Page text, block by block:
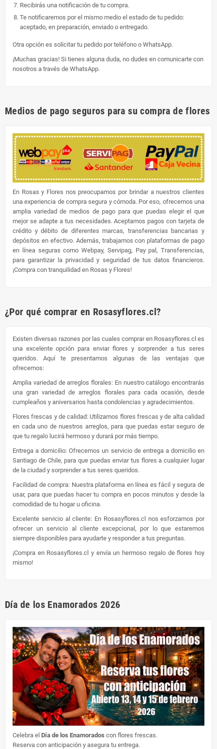
Recibirás una notificación de tu compra.
Te notificaremos por el mismo medio el estado de tu pedido:
aceptado, en preparación, enviado o entregado.
Otra opción es solicitar tu pedido por teléfono o WhatsApp.
¡Muchas gracias! Si tienes alguna duda, no dudes en comunicarte con
nosotros a través de WhatsApp.
Medios de pago seguros para su compra de flores
En Rosas y Flores nos preocupamos por brindar a nuestros clientes
una experiencia de compra segura y cómoda. Por eso, ofrecemos una
amplia variedad de medios de pago para que puedas elegir el que
mejor se adapte a tus necesidades. Aceptamos pagos con tarjeta de
crédito y débito de diferentes marcas, transferencias bancarias y
depósitos en efectivo. Además, trabajamos con plataformas de pago
en línea seguras como Webpay, Servipag, Pay pal, Transferencias,
para garantizar la privacidad y seguridad de tus datos financieros.
¡Compra con tranquilidad en Rosas y Flores!
¿Por qué comprar en Rosasyflores.cl?
Existen diversas razones por las cuales comprar en Rosasyflores.cl es
una excelente opción para enviar flores y sorprender a tus seres
queridos. Aquí te presentamos algunas de las ventajas que
ofrecemos:
Amplia variedad de arreglos florales: En nuestro catálogo encontrarás
una gran variedad de arreglos florales para cada ocasión, desde
cumpleaños y aniversarios hasta condolencias y agradecimientos.
Flores frescas y de calidad: Utilizamos flores frescas y de alta calidad
en cada uno de nuestros arreglos, para que puedas estar seguro de
que tu regalo lucirá hermoso y durará por más tiempo.
Entrega a domicilio: Ofrecemos un servicio de entrega a domicilio en
Santiago de Chile, para que puedas enviar tus flores a cualquier lugar
de la ciudad y sorprender a tus seres queridos.
Facilidad de compra: Nuestra plataforma en línea es fácil y segura de
usar, para que puedas hacer tu compra en pocos minutos y desde la
comodidad de tu hogar u oficina.
Excelente servicio al cliente: En Rosasyflores.cl nos esforzamos por
ofrecer un servicio al cliente excepcional, por lo que estaremos
siempre disponibles para ayudarte y responder a tus preguntas.
¡Compra en Rosasyflores.cl y envía un hermoso regalo de flores hoy
mismo!
Día de los Enamorados 2026
Celebra el Día de los Enamorados con flores frescas.
Reserva con anticipación y asegura tu entrega.